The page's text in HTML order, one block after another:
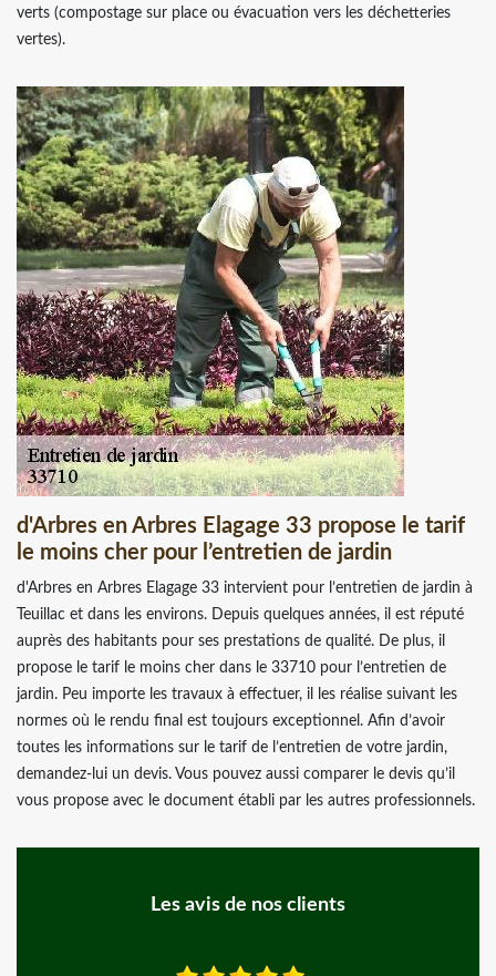
verts (compostage sur place ou évacuation vers les déchetteries
vertes).
d'Arbres en Arbres Elagage 33 propose le tarif
le moins cher pour l’entretien de jardin
d'Arbres en Arbres Elagage 33 intervient pour l’entretien de jardin à
Teuillac et dans les environs. Depuis quelques années, il est réputé
auprès des habitants pour ses prestations de qualité. De plus, il
propose le tarif le moins cher dans le 33710 pour l’entretien de
jardin. Peu importe les travaux à effectuer, il les réalise suivant les
normes où le rendu final est toujours exceptionnel. Afin d’avoir
toutes les informations sur le tarif de l’entretien de votre jardin,
demandez-lui un devis. Vous pouvez aussi comparer le devis qu’il
vous propose avec le document établi par les autres professionnels.
Les avis de nos clients